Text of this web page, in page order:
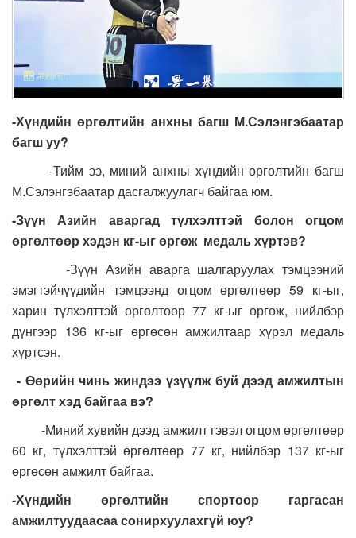
-Хүндийн өргөлтийн анхны багшМ.Сэлэнгэбаатар
багш уу?
-Тийм ээ, миний анхны хүндийн өргөлтийн багш
М.Сэлэнгэбаатар дасгалжуулагч байгаа юм.
-Зүүн Азийн аваргад түлхэлттэй болон огцом
өргөлтөөр хэдэн кг-ыг өргөж медаль хүртэв?
-Зүүн Азийн аварга шалгаруулах тэмцээний
эмэгтэйчүүдийн тэмцээнд огцом өргөлтөөр 59 кг-ыг,
харин түлхэлттэй өргөлтөөр 77 кг-ыг өргөж, нийлбэр
дүнгээр 136 кг-ыг өргөсөн амжилтаар хүрэл медаль
хүртсэн.
- Өөрийн чинь жиндээ үзүүлж буй дээд амжилтын
өргөлт хэд байгаа вэ?
-Миний хувийн дээд амжилт гэвэл огцом өргөлтөөр
60 кг, түлхэлттэй өргөлтөөр 77 кг, нийлбэр 137 кг-ыг
өргөсөн амжилт байгаа.
-Хүндийн өргөлтийн спортоор гаргасан
амжилтуудаасаа сонирхуулахгүй юу?